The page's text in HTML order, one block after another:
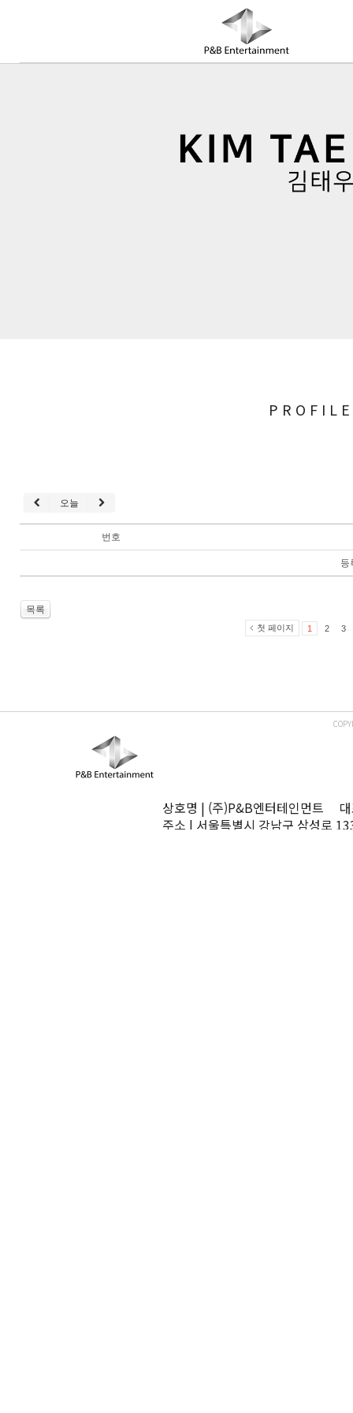
COMPANY
PROFILE
오늘
번호
등
목록
첫 페이지 1 2 3
상호명 | (주)P&B엔터테인먼트
주소 | 서울특별시 강남구 삼성로